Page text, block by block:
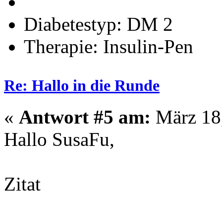
Diabetestyp: DM 2
Therapie: Insulin-Pen
Re: Hallo in die Runde
« Antwort #5 am: März
Hallo SusaFu,
Zitat